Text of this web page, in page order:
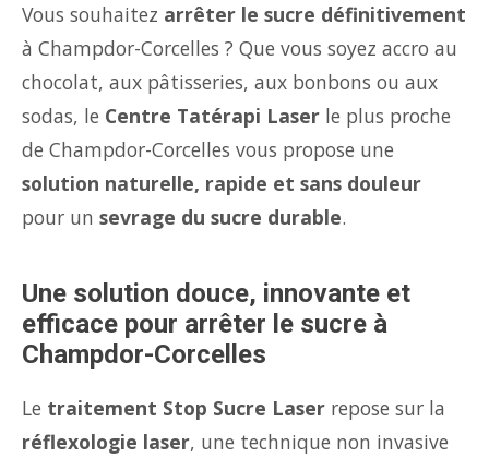
Vous souhaitez arrêter le sucre définitivement
à Champdor-Corcelles ? Que vous soyez accro au
chocolat, aux pâtisseries, aux bonbons ou aux
sodas, le Centre Tatérapi Laser le plus proche
de Champdor-Corcelles vous propose une
solution naturelle, rapide et sans douleur
pour un sevrage du sucre durable.
Une solution douce, innovante et
efficace pour arrêter le sucre à
Champdor-Corcelles
Le traitement Stop Sucre Laser repose sur la
réflexologie laser, une technique non invasive